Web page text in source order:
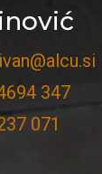
347
071